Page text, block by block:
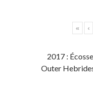
« ‹
2017 :
Outer